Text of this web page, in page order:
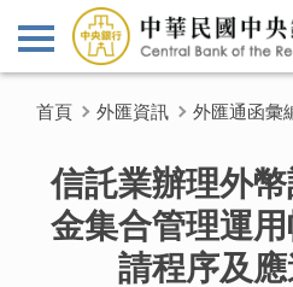
首頁 外匯資訊 外匯通函彙
信託業辦理外
金集合管理運
請程序及